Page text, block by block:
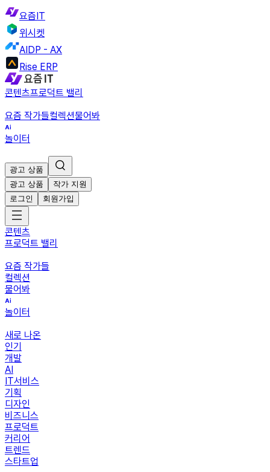
요즘IT
위시켓
AIDP - AX
Rise ERP
콘텐츠프로덕트 밸리
요즘 작가들컬렉션물어봐
놀이터
광고 상품
광고 상품
작가 지원
로그인
회원가입
콘텐츠
프로덕트 밸리
요즘 작가들
컬렉션
물어봐
놀이터
새로 나온
인기
개발
AI
IT서비스
기획
디자인
비즈니스
프로덕트
커리어
트렌드
스타트업